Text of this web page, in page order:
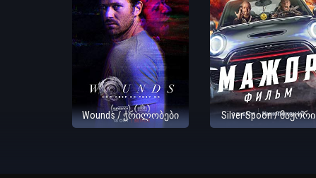
Wounds / ჭრილობები Silver Spoon / მაჟორი